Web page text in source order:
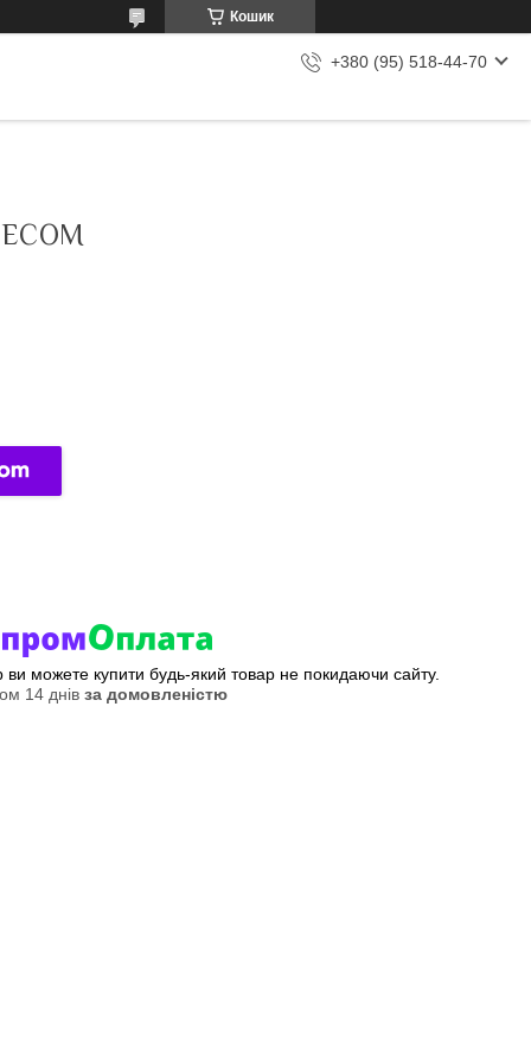
Кошик
+380 (95) 518-44-70
ви можете купити будь-який товар не покидаючи сайту.
14 днів за домовленістю